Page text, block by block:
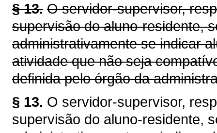
§ 13. O servidor-supervisor,
supervisão do aluno-residente,
administrativamente se indicar
atividade que não seja
definida pelo órgão da
§ 13. O servidor-supervisor,
supervisão do aluno-residente,